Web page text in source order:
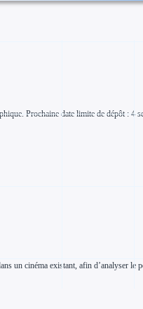
Prochaine date limite de dépôt : 4
un cinéma existant, afin d’analyser